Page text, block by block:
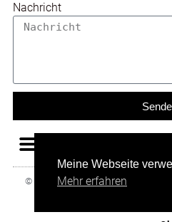
Nachricht
© 2025 All rights Reserved. Design by
Meine Webseite
Mehr erfahren